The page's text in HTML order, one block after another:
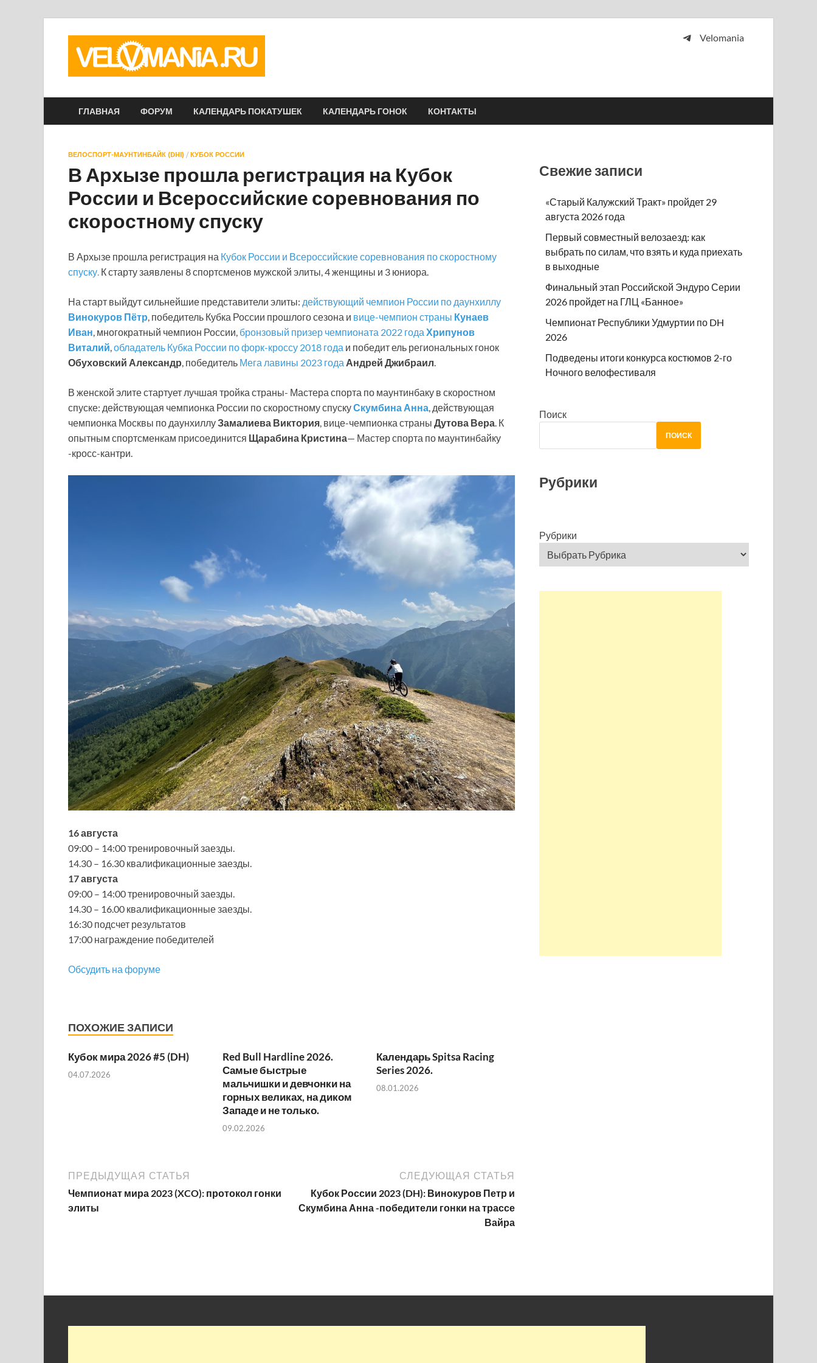
Velomania
ГЛАВНАЯ ФОРУМ КАЛЕНДАРЬ ПОКАТУШЕК КАЛЕНДАРЬ ГОНОК КОНТАКТЫ
ВЕЛОСПОРТ-МАУНТИНБАЙК (DHI) / КУБОК РОССИИ
В Архызе прошла регистрация на Кубок
России и Всероссийские соревнования по
скоростному спуску
В Архызе прошла регистрация на Кубок России и Всероссийские соревнования по скоростному
спуску. К старту заявлены 8 спортсменов мужской элиты, 4 женщины и 3 юниора.
На старт выйдут сильнейшие представители элиты: действующий чемпион России по даунхиллу
Винокуров Пётр, победитель Кубка России прошлого сезона и вице-чемпион страны Кунаев
Иван, многократный чемпион России, бронзовый призер чемпионата 2022 года Хрипунов
Виталий,обладатель Кубка России по форк-кроссу 2018 года и победит ель региональных гонок
Обуховский Александр, победитель Мега лавины 2023 года Андрей Джибраил.
В женской элите стартует лучшая тройка страны- Мастера спорта по маунтинбаку в скоростном
спуске: действующая чемпионка России по скоростному спускуСкумбина Анна, действующая
чемпионка Москвы по даунхиллуЗамалиева Виктория, вице-чемпионка страны Дутова Вера. К
опытным спортсменкам присоединится Щарабина Кристина— Мастер спорта по маунтинбайку
-кросс-кантри.
16 августа
09:00 – 14:00 тренировочный заезды.
14.30 – 16.30 квалификационные заезды.
17 августа
09:00 – 14:00 тренировочный заезды.
14.30 – 16.00 квалификационные заезды.
16:30 подсчет результатов
17:00 награждение победителей
Обсудить на форуме
ПОХОЖИЕ ЗАПИСИ
Кубок мира 2026 #5 (DH)
04.07.2026
Red Bull Hardline 2026.
Самые быстрые
мальчишки и девчонки на
горных великах, на диком
Западе и не только.
09.02.2026
Календарь Spitsa Racing
Series 2026.
08.01.2026
ПРЕДЫДУЩАЯ СТАТЬЯ
Чемпионат мира 2023 (XCO): протокол гонки
элиты
СЛЕДУЮЩАЯ СТАТЬЯ
Кубок России 2023 (DH): Винокуров Петр и
Скумбина Анна -победители гонки на трассе
Вайра
Свежие записи
«Старый Калужский Тракт» пройдет 29
августа 2026 года
Первый совместный велозаезд: как
выбрать по силам, что взять и куда приехать
в выходные
Финальный этап Российской Эндуро Серии
2026 пройдет на ГЛЦ «Банное»
Чемпионат Республики Удмуртии по DH
2026
Подведены итоги конкурса костюмов 2-го
Ночного велофестиваля
Поиск
ПОИСК
Рубрики
Рубрики